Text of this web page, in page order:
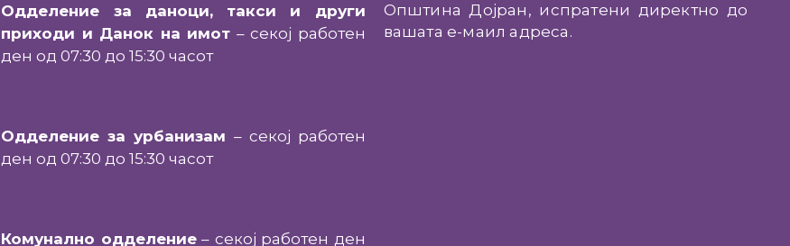
Одделение за даноци, такси и други
приходи и Данок на имот – секој работен
ден од 07:30 до 15:30 часот
Одделение за урбанизам – секој работен
ден од 07:30 до 15:30 часот
Комунално одделение– секој работен ден
Општина Дојран, испратени директно до
вашата е-маил адреса.